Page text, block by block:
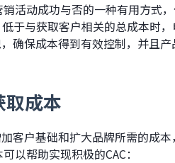
活动成功与否的一种有用方式
于与获取客户相关的总成本时，
确保成本得到有效控制，并且产
取成本
客户基础和扩大品牌所需的成
以帮助实现积极的CAC：